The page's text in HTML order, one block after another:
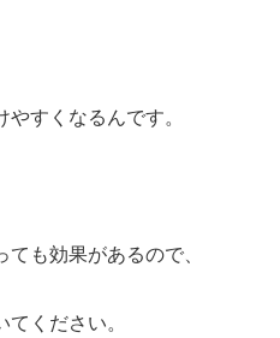
すくなるんです。
も効果があるので、
ください。